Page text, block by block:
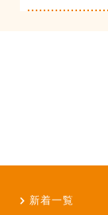
新着一覧